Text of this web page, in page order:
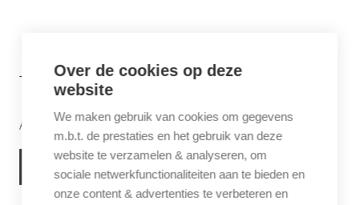
TATEV KLOOSTER
Apostolisch klooster met langste kabelbaan ter wereld
MEER INFORMATIE
Over de cookies op deze
website
We maken gebruik van cookies om gegevens
m.b.t. de prestaties en het gebruik van deze
website te verzamelen & analyseren, om
sociale netwerkfunctionaliteiten aan te bieden en
onze content & advertenties te verbeteren en